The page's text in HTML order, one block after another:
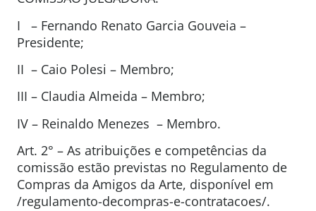
I – Fernando Renato Garcia Gouveia –
Presidente;
II – Caio Polesi – Membro;
III – Claudia Almeida – Membro;
IV – Reinaldo Menezes – Membro.
Art. 2° – As atribuições e competências da
comissão estão previstas no Regulamento de
Compras da Amigos da Arte, disponível em
/regulamento-decompras-e-contratacoes/.